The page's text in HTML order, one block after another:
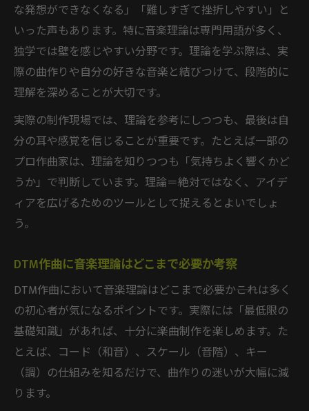
な発想ができなくなる」「難しすぎて挫折しやすい」と
いった声もあります。特に音楽理論は専門用語が多く、
独学では壁を感じやすい分野です。理論を学ぶ際は、実
際の曲作りや自分の好きな音楽と結びつけて、段階的に
理解を深めることが大切です。
実際の制作現場では、理論を参考にしつつも、最後は自
分の耳や感覚を信じることが重要です。たとえば一部の
プロ作曲家は、理論を知りつつも「気持ちよく響くかど
うか」で判断しています。理論＝絶対ではなく、アイデ
ィアを広げるためのツールとして捉えるとよいでしょ
う。
DTM作曲に音楽理論はどこまで必要か考察
DTM作曲において音楽理論はどこまで必要か――これは多く
の初心者が気になるポイントです。実際には「最低限の
基礎知識」があれば、十分に楽曲制作を楽しめます。た
とえば、コード（和音）、スケール（音階）、キー
（調）の仕組みを知るだけで、曲作りの迷いが大幅に減
ります。